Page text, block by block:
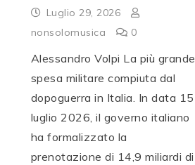
Luglio 29, 2026
nonsolomusica
0
Alessandro Volpi La più grande
spesa militare compiuta dal
dopoguerra in Italia. In data 15
luglio 2026, il governo italiano
ha formalizzato la
prenotazione di 14,9 miliardi di